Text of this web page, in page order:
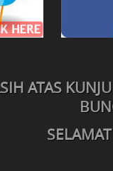
ATAS